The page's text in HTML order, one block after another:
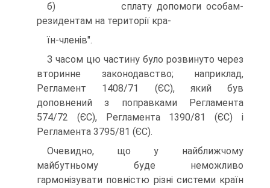
б) сплату допомоги особам-
резидентам на території кра-
їн-членів".
З часом цю частину було розвинуто через
вторинне законодавство; наприклад,
Регламент 1408/71 (ЄС), який був
доповнений з поправками Регламента
574/72 (ЄС), Регламента 1390/81 (ЄС) і
Регламента 3795/81 (ЄС).
Очевидно, що у найближчому
майбутньому буде неможливо
гармонізувати повністю різні системи країн